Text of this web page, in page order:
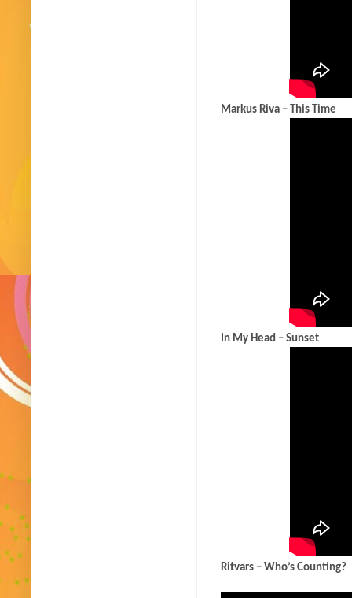
Markus Riva – This Time
In My Head – Sunset
Ritvars – Who’s Counting?